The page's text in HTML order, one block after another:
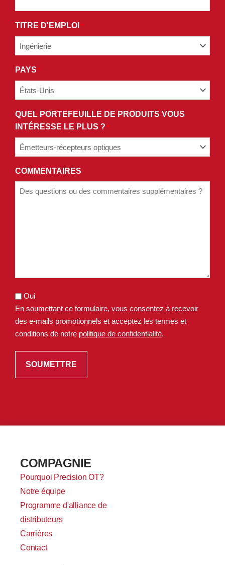
TITRE D'EMPLOI *
PAYS *
QUEL PORTEFEUILLE DE PRODUITS VOUS
INTÉRESSE LE PLUS ? *
COMMENTAIRES
POLITIQUE
DE
CONFIDENTIALITÉ.
Oui
En soumettant ce formulaire, vous consentez à recevoir
des e-mails promotionnels et acceptez les termes et
conditions de notre politique de confidentialité.
COMPAGNIE
Pourquoi Precision OT?
Notre équipe
Programme d'alliance de
distributeurs
Carrières
Contact